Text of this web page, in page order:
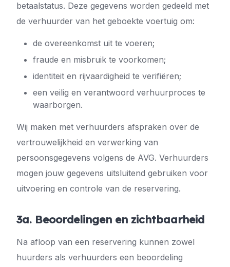
betaalstatus. Deze gegevens worden gedeeld met
de verhuurder van het geboekte voertuig om:
de overeenkomst uit te voeren;
fraude en misbruik te voorkomen;
identiteit en rijvaardigheid te verifiëren;
een veilig en verantwoord verhuurproces te
waarborgen.
Wij maken met verhuurders afspraken over de
vertrouwelijkheid en verwerking van
persoonsgegevens volgens de AVG. Verhuurders
mogen jouw gegevens uitsluitend gebruiken voor
uitvoering en controle van de reservering.
3a. Beoordelingen en zichtbaarheid
Na afloop van een reservering kunnen zowel
huurders als verhuurders een beoordeling